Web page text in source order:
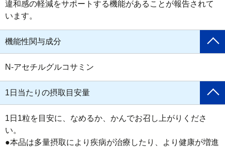
違和感の軽減をサポートする機能があることが報告されて
います。
機能性関与成分
N-アセチルグルコサミン
1日当たりの摂取目安量
1日1粒を目安に、なめるか、かんでお召し上がりくださ
い。
●本品は多量摂取により疾病が治療したり、より健康が増進